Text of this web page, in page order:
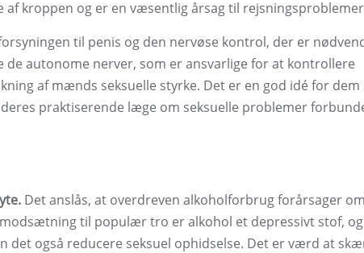
af kroppen og er en væsentlig årsag til
til penis og den nervøse kontrol, der er
autonome nerver, som er ansvarlige for at kontrollere
af mænds seksuelle styrke. Det er en god idé for dem
praktiserende læge om seksuelle problemer
Det anslås, at overdreven alkoholforbrug forårsager
til populær tro er alkohol et depressivt stof,
det også reducere seksuel ophidselse. Det er værd at